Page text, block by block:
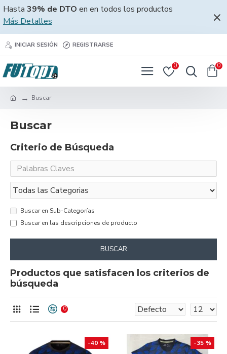
Hasta 39% de DTO en en todos los productos
Más Detalles
INICIAR SESIÓN REGISTRARSE
0 0
Buscar
Buscar
Criterio de Búsqueda
Buscar en Sub-Categorías
Buscar en las descripciones de producto
BUSCAR
Productos que satisfacen los criterios de
búsqueda
0
-40 % -35 %